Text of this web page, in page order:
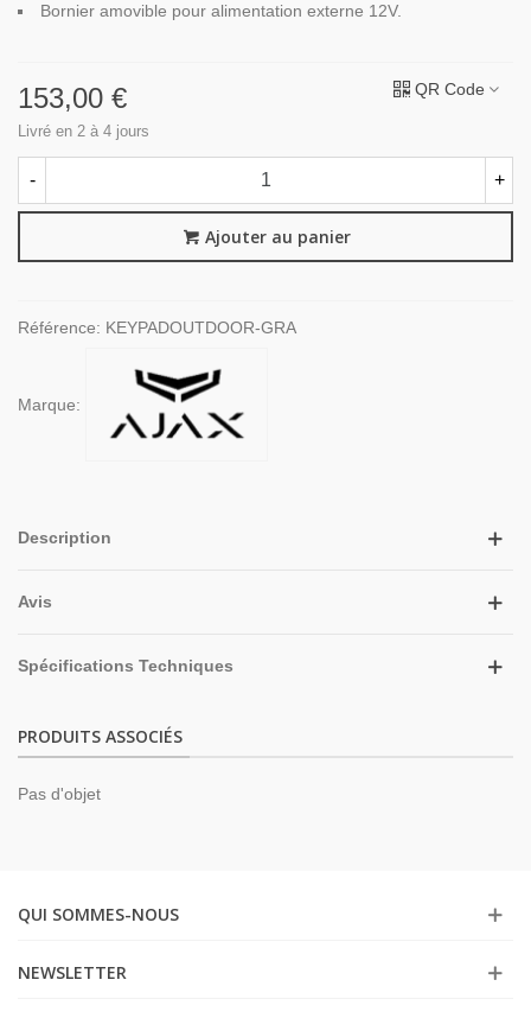
Bornier amovible pour alimentation externe 12V.
153,00 €
Livré en 2 à 4 jours
QR Code
- +
Ajouter au panier
Référence: KEYPADOUTDOOR-GRA
Marque:
Description
Avis
Spécifications Techniques
PRODUITS ASSOCIÉS
Pas d'objet
QUI SOMMES-NOUS
NEWSLETTER